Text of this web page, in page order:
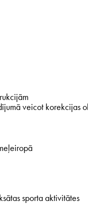
veicot korekcijas
sporta aktivitātes